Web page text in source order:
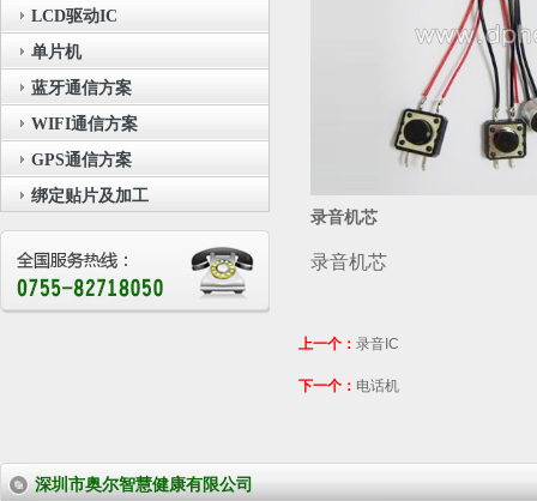
LCD驱动IC
单片机
蓝牙通信方案
WIFI通信方案
GPS通信方案
绑定贴片及加工
录音机芯
录音机芯
上一个： 录音IC
下一个： 电话机
深圳市奥尔智慧健康有限公司